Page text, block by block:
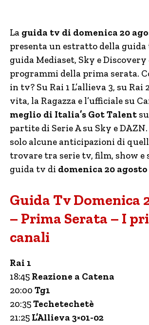
La guida tv di domenica 20
presenta un estratto della guida
guida Mediaset, Sky e Discovery
programmi della prima serata.
in tv? Su Rai 1 L’allieva 3, su Rai
vita, la Ragazza e l’ufficiale su
meglio di Italia’s Got Talent
partite di Serie A su Sky e
solo alcune anticipazioni di
trovare tra serie tv, film, show e
guida tv di domenica 20 agosto
Guida Tv Domenica
– Prima Serata – I
canali
Rai 1
18:45 Reazione a Catena
20:00 Tg1
20:35Techetechetè
21:25 L’Allieva 3×01-02